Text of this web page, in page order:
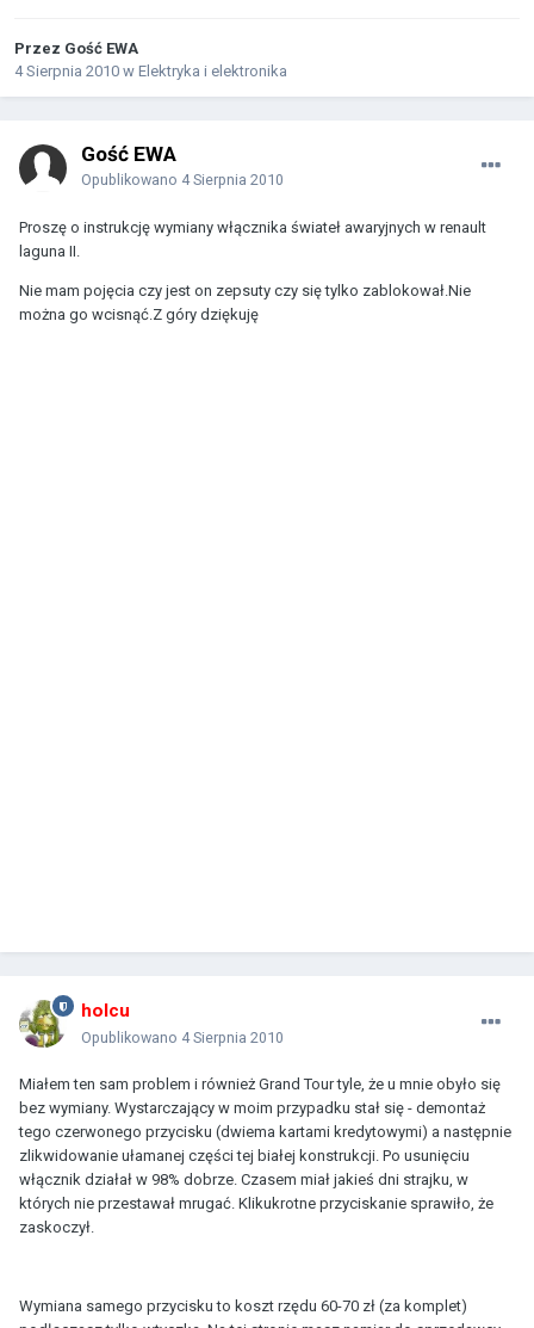
Przez Gość EWA
4 Sierpnia 2010 w Elektryka i elektronika
Gość EWA
Opublikowano 4 Sierpnia 2010
Proszę o instrukcję wymiany włącznika świateł awaryjnych w renault
laguna II.
Nie mam pojęcia czy jest on zepsuty czy się tylko zablokował.Nie
można go wcisnąć.Z góry dziękuję
holcu
Opublikowano 4 Sierpnia 2010
Miałem ten sam problem i również Grand Tour tyle, że u mnie obyło się
bez wymiany. Wystarczający w moim przypadku stał się - demontaż
tego czerwonego przycisku (dwiema kartami kredytowymi) a następnie
zlikwidowanie ułamanej części tej białej konstrukcji. Po usunięciu
włącznik działał w 98% dobrze. Czasem miał jakieś dni strajku, w
których nie przestawał mrugać. Klikukrotne przyciskanie sprawiło, że
zaskoczył.
Wymiana samego przycisku to koszt rzędu 60-70 zł (za komplet)